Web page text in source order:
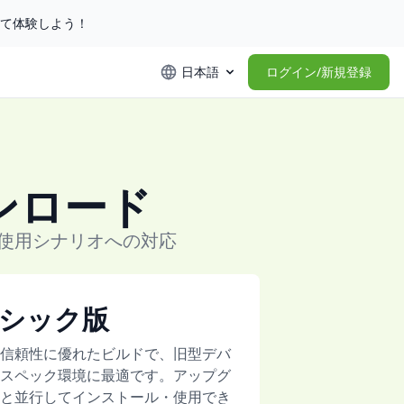
体験しよう！
日本語 ログイン/新規登録
ロード
用シナリオへの対応
ック版
頼性に優れたビルドで、旧型デバ
ペック環境に最適です。アップグ
並行してインストール・使用でき